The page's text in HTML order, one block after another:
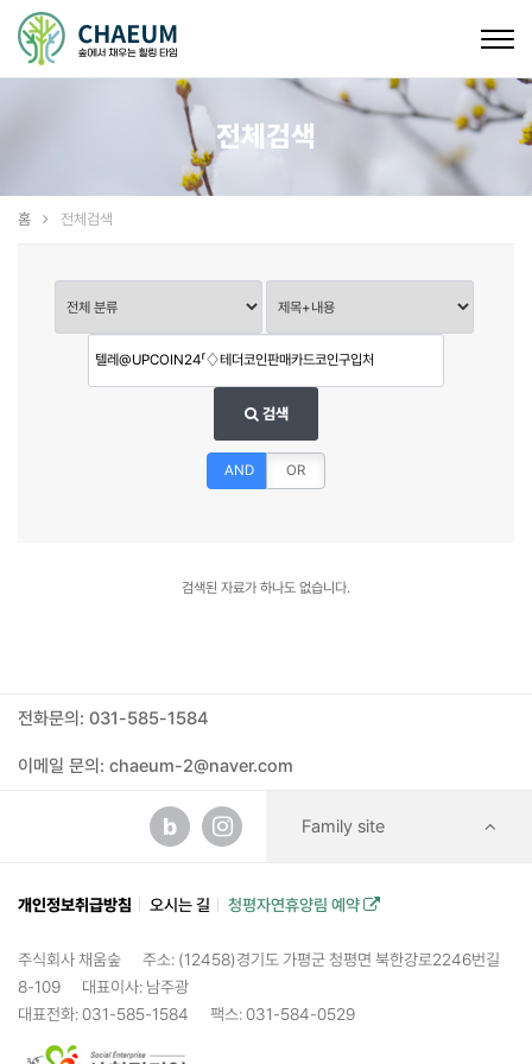
전체검색
홈 전체검색
검색
AND OR
검색된 자료가 하나도 없습니다.
전화문의: 031-585-1584
이메일 문의: chaeum-2@naver.com
b Family site
개인정보취급방침 오시는 길 청평자연휴양림 예약
주식회사 채움숲
주소: (12458)경기도 가평군 청평면 북한강로2246번길
8-109
대표이사: 남주광
대표전화: 031-585-1584
팩스: 031-584-0529